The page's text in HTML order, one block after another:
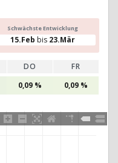
Schwächste Entwicklung
15.Feb bis 23.Mär
DO
FR
0,09 % 0,09 %